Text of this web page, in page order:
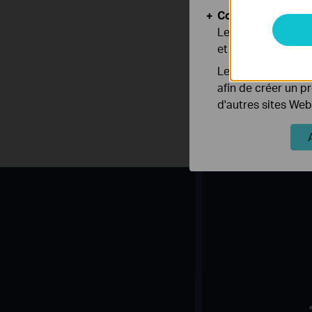
Cookies
Les cookies
et ajuster les
Les cookies
afin de créer un
d'autres sites